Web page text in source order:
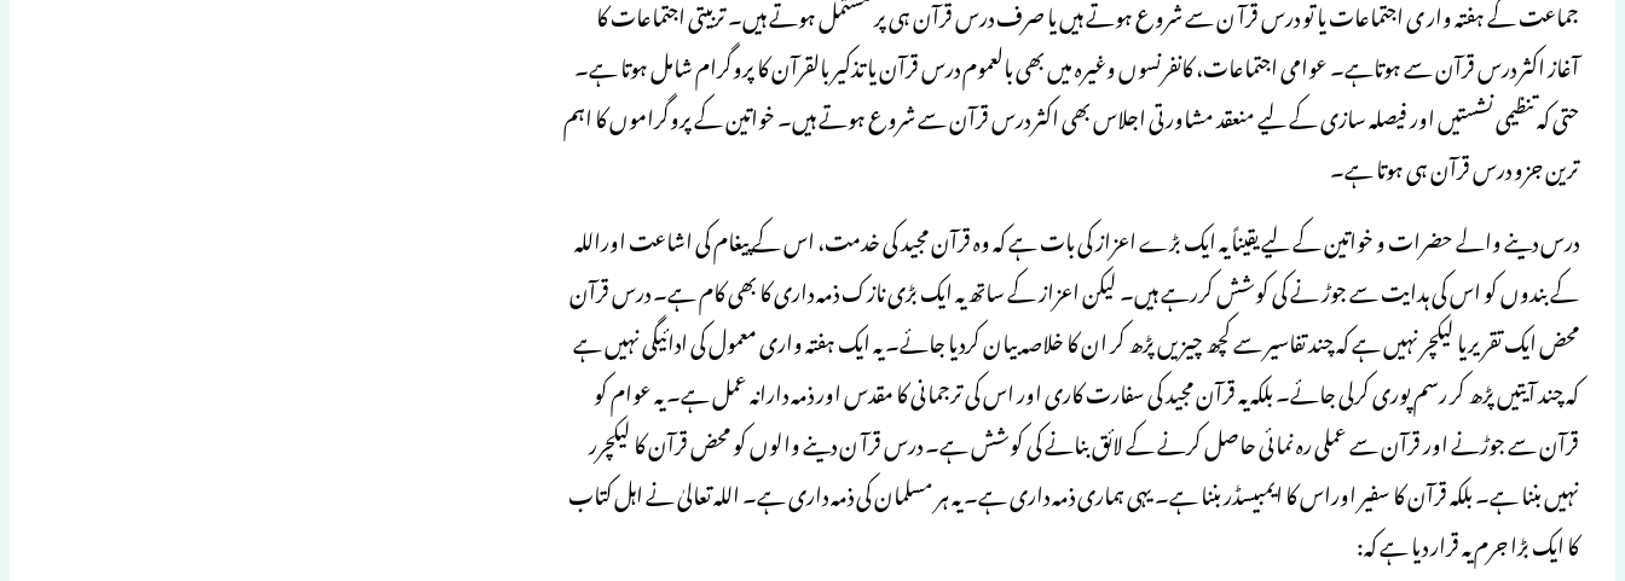
جماعت کے ہفتہ وار ی اجتماعات یا تو درس قرآ ن سے شروع ہوتے ہیں یا صرف درس قرآن ہی پر مشتمل ہوتے ہیں۔ تربیتی اجتماعات کا
آغاز اکثر درس قرآن سے ہوتاہے۔ عوامی اجتماعات، کانفرنسوں وغیرہ میں بھی بالعموم درس قرآن یا تذکیر بالقرآن کا پروگرام شامل ہوتا ہے۔
حتی کہ تنظیمی نشستیں اور فیصلہ سازی کے لیے منعقد مشاورتی اجلاس بھی اکثر درس قرآن سے شروع ہوتے ہیں۔ خواتین کے پروگراموں کا اہم
ترین جزو درس قرآن ہی ہوتا ہے۔
درس دینے والے حضرات و خواتین کے لیے یقیناً یہ ایک بڑے اعزاز کی بات ہے کہ وہ قرآن مجید کی خدمت، اس کے پیغام کی اشاعت اوراللہ
کے بندوں کو اس کی ہدایت سے جوڑ نے کی کوشش کررہے ہیں۔ لیکن اعزاز کے ساتھ یہ ایک بڑی نازک ذمہ داری کا بھی کام ہے۔ درس قرآن
محض ایک تقریریا لیکچر نہیں ہے کہ چند تفاسیر سے کچھ چیزیں پڑھ کر ان کا خلاصہ بیان کردیا جائے۔ یہ ایک ہفتہ واری معمول کی ادائیگی نہیں ہے
کہ چند آیتیں پڑھ کر رسم پوری کرلی جائے۔ بلکہ یہ قرآن مجید کی سفارت کاری اور اس کی ترجمانی کا مقدس اور ذمہ دارانہ عمل ہے۔ یہ عوام کو
قرآن سے جوڑنے اور قرآن سے عملی رہ نمائی حاصل کرنے کے لائق بنانے کی کوشش ہے۔ درس قرآ ن دینے والوں کو محض قرآن کا لیکچرر
نہیں بننا ہے۔ بلکہ قرآن کا سفیر اوراس کا ایمبیسڈر بننا ہے۔ یہی ہماری ذمہ داری ہے۔ یہ ہر مسلمان کی ذمہ داری ہے۔ اللہ تعالیٰ نے اہل کتاب
کا ایک بڑا جرم یہ قرار دیا ہے کہ: